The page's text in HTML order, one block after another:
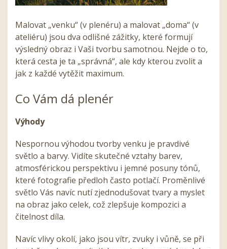
Malovat „venku“ (v plenéru) a malovat „doma“ (v
ateliéru) jsou dva odlišné zážitky, které formují
výsledný obraz i Vaši tvorbu samotnou. Nejde o to,
která cesta je ta „správná“, ale kdy kterou zvolit a
jak z každé vytěžit maximum.
Co Vám dá plenér
Výhody
Nespornou výhodou tvorby venku je pravdivé
světlo a barvy. Vidíte skutečné vztahy barev,
atmosférickou perspektivu i jemné posuny tónů,
které fotografie předloh často potlačí. Proměnlivé
světlo Vás navíc nutí zjednodušovat tvary a myslet
na obraz jako celek, což zlepšuje kompozici a
čitelnost díla.
Navíc vlivy okolí, jako jsou vítr, zvuky i vůně, se při